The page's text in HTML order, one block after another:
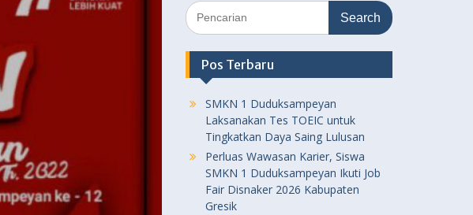
Search
for:
Pos Terbaru
SMKN 1 Duduksampeyan
Laksanakan Tes TOEIC untuk
Tingkatkan Daya Saing Lulusan
Perluas Wawasan Karier, Siswa
SMKN 1 Duduksampeyan Ikuti Job
Fair Disnaker 2026 Kabupaten
Gresik